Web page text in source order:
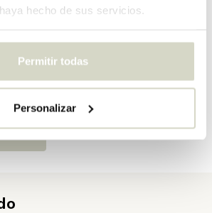
hecho de sus servicios.
Permitir todas
Personalizar
5708309183299